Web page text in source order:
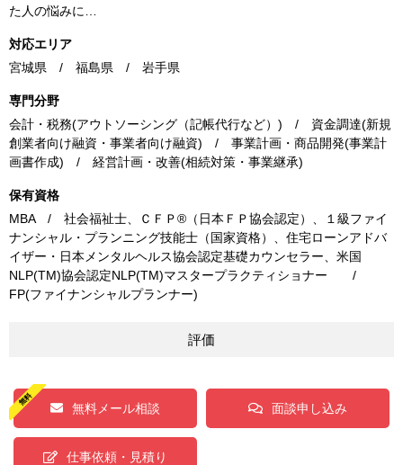
た人の悩みに…
対応エリア
宮城県 / 福島県 / 岩手県
専門分野
会計・税務(アウトソーシング（記帳代行など）) / 資金調達(新規
創業者向け融資・事業者向け融資) / 事業計画・商品開発(事業計
画書作成) / 経営計画・改善(相続対策・事業継承)
保有資格
MBA / 社会福祉士、ＣＦＰ®（日本ＦＰ協会認定）、１級ファイ
ナンシャル・プランニング技能士（国家資格）、住宅ローンアドバ
イザー・日本メンタルヘルス協会認定基礎カウンセラー、米国
NLP(TM)協会認定NLP(TM)マスタープラクティショナー /
FP(ファイナンシャルプランナー)
評価
無料メール相談 面談申し込み
仕事依頼・見積り